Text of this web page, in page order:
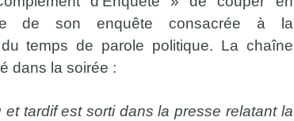
de son enquête consacrée à la
temps de parole politique. La chaîne
dans la soirée :
tardif est sorti dans la presse relatant la